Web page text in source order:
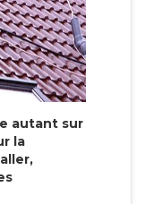
autant sur
la